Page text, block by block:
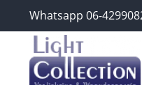
Whatsapp 06-